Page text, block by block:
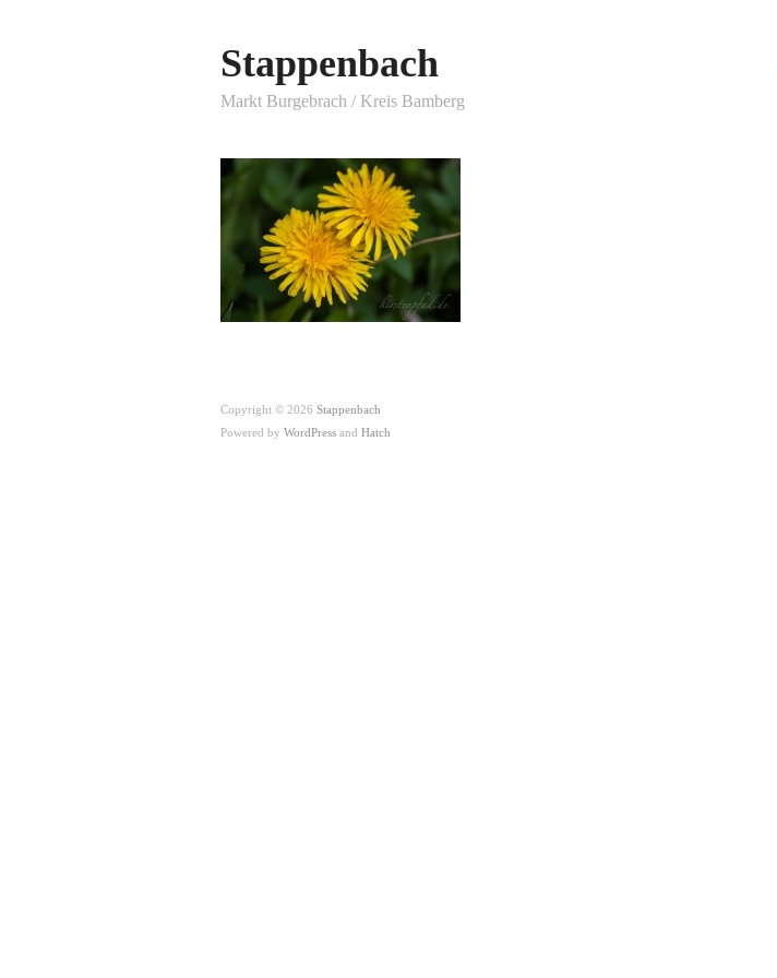
Stappenbach
Markt Burgebrach / Kreis Bamberg
Copyright © 2026 Stappenbach
Powered by WordPress and Hatch